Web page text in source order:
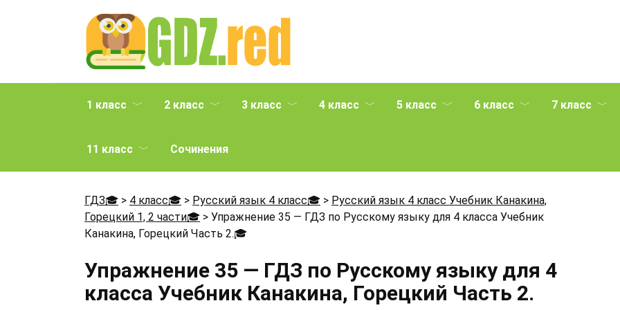
1 класс 2 класс 3 класс 4 класс 5 класс 6 класс 7 класс
11 класс Сочинения
ГДЗ🎓 > 4 класс🎓 > Русский язык 4 класс🎓 > Русский язык 4 класс Учебник Канакина,
Горецкий 1, 2 части🎓 > Упражнение 35 — ГДЗ по Русскому языку для 4 класса Учебник
Канакина, Горецкий Часть 2.🎓
Упражнение 35 — ГДЗ по Русскому языку для 4
класса Учебник Канакина, Горецкий Часть 2.